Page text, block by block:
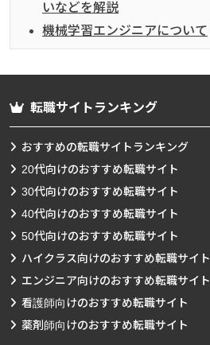
いなどを解説
機械学習エンジニアについて
転職サイトランキング
おすすめの転職サイトランキング
20代向けのおすすめ転職サイト
30代向けのおすすめ転職サイト
40代向けのおすすめ転職サイト
50代向けのおすすめ転職サイト
ハイクラス向けのおすすめ転職サイト
エンジニア向けのおすすめ転職サイト
看護師向けのおすすめ転職サイト
薬剤師向けのおすすめ転職サイト